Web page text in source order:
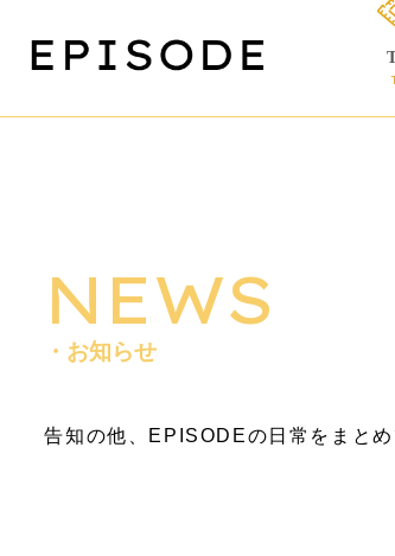
NEWS
・お知らせ
告知の他、EPISODEの日常をまとめ